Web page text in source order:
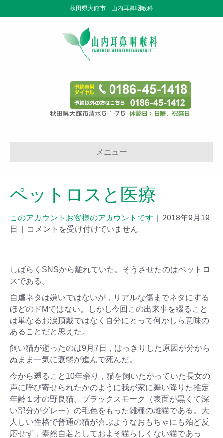
秋田県大館市 山内耳鼻咽喉科
メニュー
ペットロスと医療
このアカウントお客様のアカウントです
2018年9月19
日
コメントを受け付けていません
しばらくSNSから離れていた。そうさせたのはペットロ
スである。
自虐ネタは嫌いではないが，リアルな傷までネタにする
ほどのドMではない。しかし今回この出来事を綴ること
は単なるお涙頂戴ではなく自分にとって何かしら意味の
あることだと思えた。
飼い猫が逝ったのは9月7日，はっきりした原因が分から
ぬまま一気に衰弱が進んで死んだ。
今から遡ること10年余り，猫を飼いたがっていた長女の
声に呼び寄せられたかのように我が家に舞い降りた推定
年齢１才の野良猫。ブラックスモーク（表面が黒くて深
い部分がグレー）の毛色をもった雑種の雌猫である。大
人しい性格で普通の猫が喜ぶようなおもちゃにも殆ど反
応せず，泰然自若としておよそ猫らしくない猫であっ